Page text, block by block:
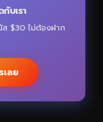
กับเรา
ส $30 ไม่ต้องฝาก
ลย